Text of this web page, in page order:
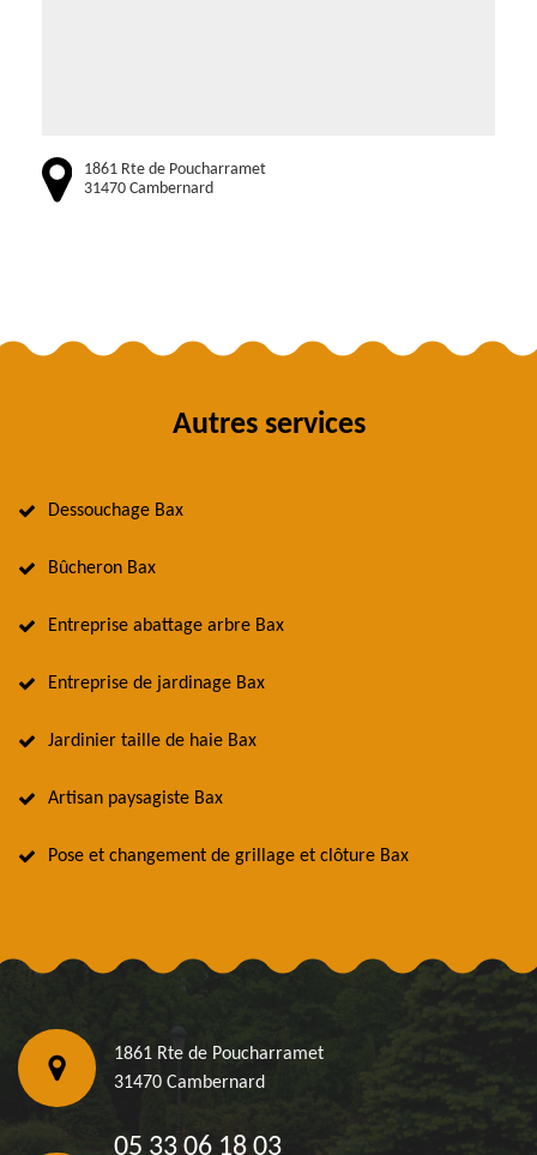
1861 Rte de Poucharramet
31470 Cambernard
Autres services
Dessouchage Bax
Bûcheron Bax
Entreprise abattage arbre Bax
Entreprise de jardinage Bax
Jardinier taille de haie Bax
Artisan paysagiste Bax
Pose et changement de grillage et clôture Bax
1861 Rte de Poucharramet
31470 Cambernard
05 33 06 18 03